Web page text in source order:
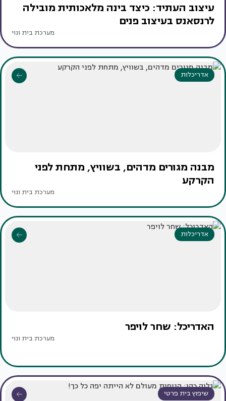
עיצוב העתיד: כיצד בינה מלאכותית מובילה
לרנסאנס בעיצוב פנים
מערכת בית ונוי
אדריכלות
מבנה מגורים מדהים, בשוויץ, מתחת לפני
הקרקע
מערכת בית ונוי
אדריכלות
האדריכל: שחר לויפר
מערכת בית ונוי
שיפוץ בית פרטי